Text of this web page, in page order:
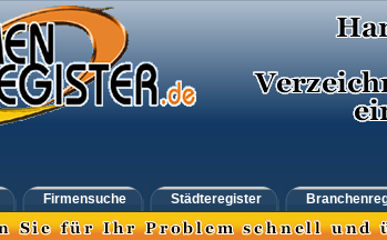
Firmensuche Städteregister